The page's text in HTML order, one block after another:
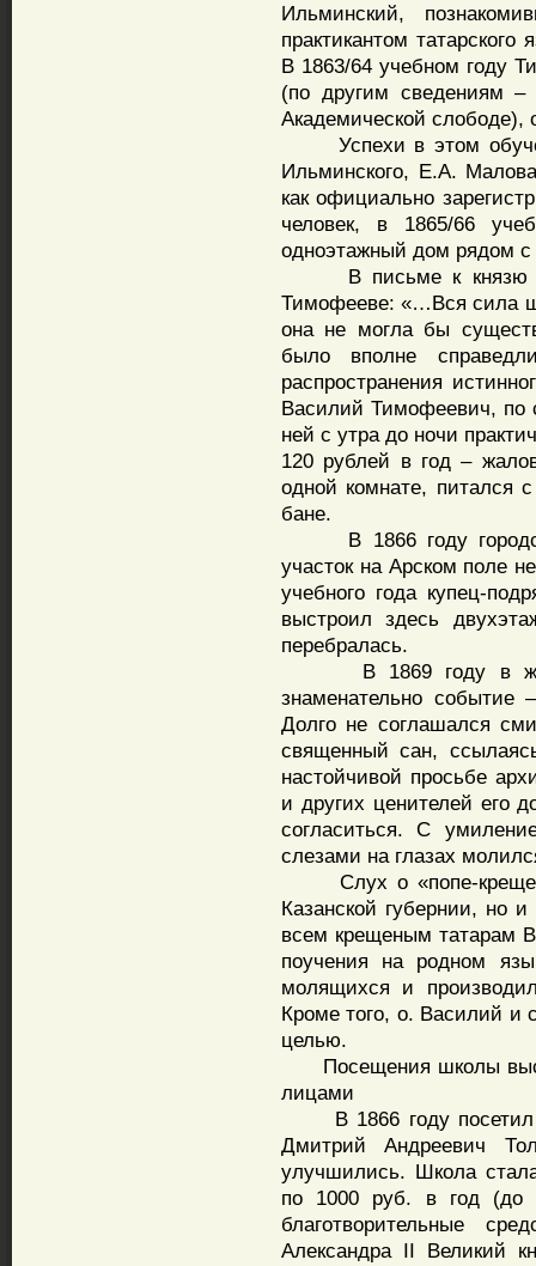
Ильминский,
практикантом
В 1863/64 учебном году
(по другим сведениям
Академической слободе),
Успехи в этом
Ильминского, Е.А.
как официально
человек, в 1865/66
одноэтажный дом рядом с
В письме к князю
Тимофееве: «…Вся сила
она не могла бы
было вполне
распространения
Василий Тимофеевич, по
ней с утра до ночи
120 рублей в год –
одной комнате, питался
бане.
В 1866 году
участок на Арском поле
учебного года купец-
выстроил здесь
перебралась.
В 1869 году в
знаменательно
Долго не соглашался
священный сан,
настойчивой просьбе
и других ценителей его
согласиться. С
слезами на глазах
Слух о «попе-
Казанской губернии, но
всем крещеным татарам
поучения на родном
молящихся и
Кроме того, о. Василий и
целью.
Посещения школы
лицами
В 1866 году посетил
Дмитрий Андреевич
улучшились. Школа
по 1000 руб. в год (до
благотворительные
Александра II Великий